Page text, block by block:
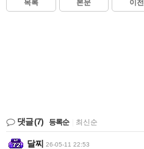
목록 본문 이전
댓글(7) 등록순 최신순
달찌 26-05-11 22:53